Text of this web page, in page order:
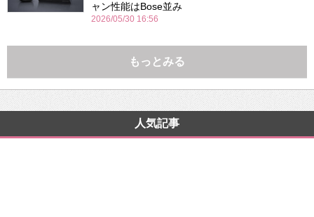
ャン性能はBose並み
2026/05/30 16:56
もっとみる
人気記事